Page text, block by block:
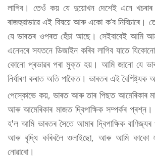
লাগিব। তেওঁ কয় যে দুয়োখন দেশেই এনে
ৰাজহুৱাভাৱে এই বিষয়ে আৰু একো ক’ব
যে ভাৰতৰ ওপৰত হেঁচা আছে। সেইবাবেই আমি
এনেদৰে সযতনে ডিজাইন কৰিব লাগিব যাতে
কোনো প্ৰভাৱৰ পৰা মুক্ত হয়। আমি জানো যে ভাৰত
নিৰ্ধাৰণ কৰাত অতি পাকৈত। ভাৰতৰ এই বৈশিষ্ট্যক
পেস্কোভে কয়, ভাৰত আৰু তাৰ পিছত আমেৰিকাৰ
আৰু আমেৰিকাৰ মাজত দ্বিপাক্ষিক সম্পৰ্কৰ প্ৰশ্ন।
হ'ল আমি ভাৰতৰ সৈতে আমাৰ দ্বিপাক্ষিক বাণিজ্যৰ
আৰু বৃদ্ধি কৰিবলৈ ওলাইছো, আৰু আমি কাকো
নোৱাৰো।